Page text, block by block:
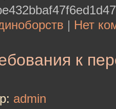
| Нет
к
admin